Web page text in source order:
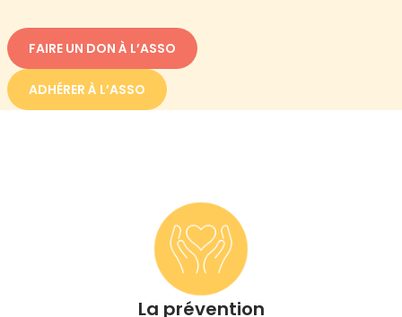
FAIRE UN DON À L’ASSO
ADHÉRER À L’ASSO
La prévention